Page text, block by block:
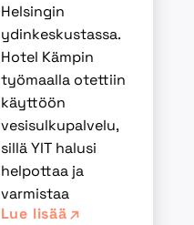
Helsingin
ydinkeskustassa.
Hotel Kämpin
työmaalla otettiin
käyttöön
vesisulkupalvelu,
sillä YIT halusi
helpottaa ja
varmistaa
Lue lisää